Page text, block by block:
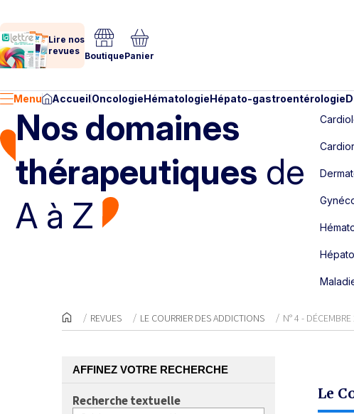
Lire nos
revues BoutiquePanier
Menu AccueilOncologieHématologieHépato-gastroentérologie
Nos domaines
thérapeutiques de
A à Z
REVUES LE COURRIER DES ADDICTIONS N° 4 -
AFFINEZ VOTRE RECHERCHE
Recherche textuelle Le